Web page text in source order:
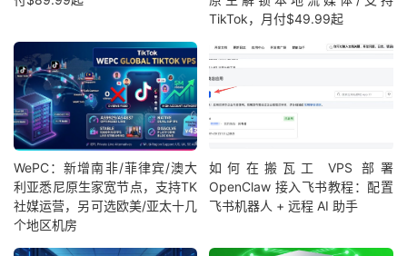
TikTok，月付$49.99起
WePC：新增南非/菲律宾/澳大
利亚悉尼原生家宽节点，支持TK
社媒运营，另可选欧美/亚太十几
个地区机房
如何在搬瓦工 VPS 部署
OpenClaw 接入飞书教程：配置
飞书机器人 + 远程 AI 助手